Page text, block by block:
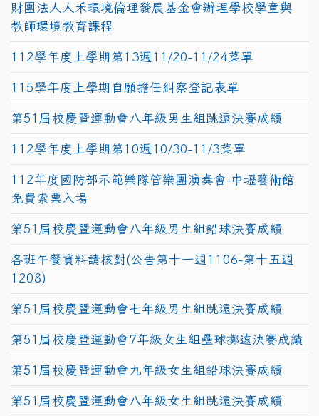
財團法人人禾環境倫理發展基金會辦理學校學童與
教師環境教育課程
112學年度上學期第13週11/20-11/24菜單
115學年度上學期自願擔任糾察登記表單
第51屆校慶暨運動會八年級男生組跳遠決賽成績
112學年度上學期第10週10/30-11/3菜單
112年度國防部示範樂隊管樂團演奏會-中壢藝術館
免費索票入場
第51屆校慶暨運動會八年級男生組鉛球決賽成績
各班午餐資料請核對(公告第十一週1106-第十五週
1208)
第51屆校慶暨運動會七年級男生組跳遠決賽成績
第51屆校慶暨運動會7年級女生組壘球擲遠決賽成績
第51屆校慶暨運動會九年級女生組鉛球決賽成績
第51屆校慶暨運動會八年級女生組跳遠決賽成績